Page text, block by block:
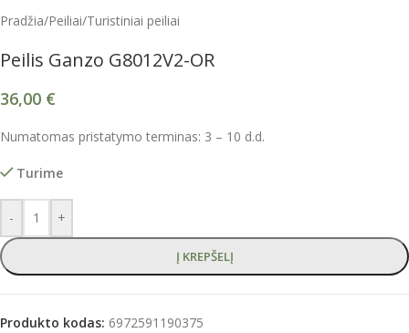
Pradžia/Peiliai/Turistiniai peiliai
Peilis Ganzo G8012V2-OR
36,00 €
Numatomas pristatymo terminas: 3 – 10 d.d.
Turime
- +
Į KREPŠELĮ
Produkto kodas: 6972591190375